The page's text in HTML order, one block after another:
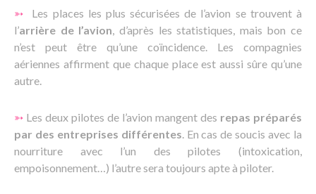
➳ Les places les plus sécurisées de l’avion se trouvent à
l’arrière de l’avion, d’après les statistiques, mais bon ce
n’est peut être qu’une coïncidence. Les compagnies
aériennes affirment que chaque place est aussi sûre qu’une
autre.
➳ Les deux pilotes de l’avion mangent des repas préparés
par des entreprises différentes. En cas de soucis avec la
nourriture avec l’un des pilotes (intoxication,
empoisonnement…) l’autre sera toujours apte à piloter.